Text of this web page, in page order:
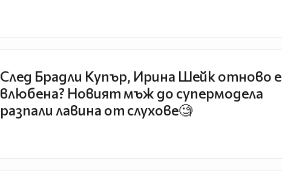
След Брадли Купър, Ирина Шейк отново е
влюбена? Новият мъж до супермодела
разпали лавина от слухове🧐